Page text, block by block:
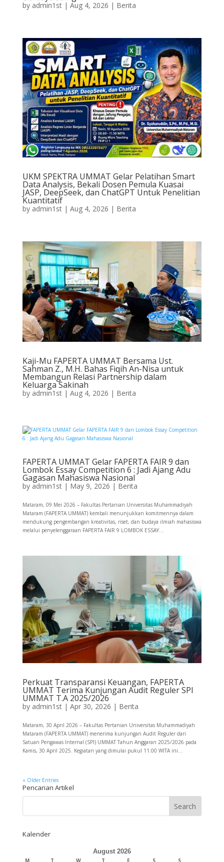
by admin1st| Aug 4, 2026 | Berita
UKM SPEKTRA UMMAT Gelar Pelatihan Smart
Data Analysis, Bekali Dosen Pemula Kuasai
JASP, DeepSeek, dan ChatGPT Untuk Penelitian
Kuantitatif
by admin1st| Aug 4, 2026 | Berita
Kaji-Mu FAPERTA UMMAT Bersama Ust.
Sahman Z., M.H. Bahas Fiqih An-Nisa untuk
Membangun Relasi Partnership dalam
Keluarga Sakinah
by admin1st| Aug 4, 2026 | Berita
FAPERTA UMMAT Gelar FAPERTA FAIR 9 dan
Lombok Essay Competition 6 : Jadi Ajang Adu
Gagasan Mahasiswa Nasional
by admin1st| May 9, 2026 | Berita
Mataram, 09 Mei 2026 – Fakultas Pertanian Universitas Muhammadiyah
Mataram (FAPERTA UMMAT) kembali menunjukkan komitmennya dalam
mendukung pengembangan kreativitas, riset, dan budaya ilmiah mahasiswa
melalui penyelenggaraan FAPERTA FAIR 9 LOMBOK ESSAY...
Perkuat Transparansi Keuangan, FAPERTA
UMMAT Terima Kunjungan Audit Reguler SPI
UMMAT T.A 2025/2026
by admin1st| Apr 30, 2026 | Berita
Mataram, 30 April 2026 – Fakultas Pertanian Universitas Muhammadiyah
Mataram (FAPERTA UMMAT) menerima kunjungan Audit Reguler dari
Satuan Pengawas Internal (SPI) UMMAT Tahun Anggaran 2025/2026 pada
Kamis, 30 April 2025. Kegiatan yang dimulai pukul 11.00 WITA ini...
« Older Entries
Pencarian Artikel
Kalender
August 2026